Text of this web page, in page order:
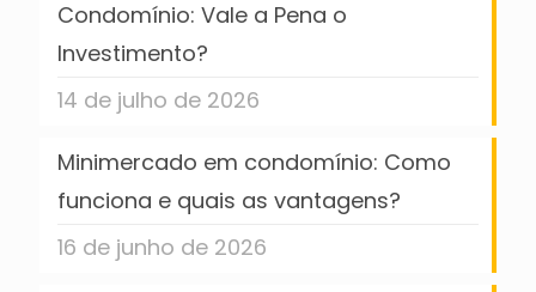
Condomínio: Vale a Pena o
Investimento?
14 de julho de 2026
Minimercado em condomínio: Como
funciona e quais as vantagens?
16 de junho de 2026